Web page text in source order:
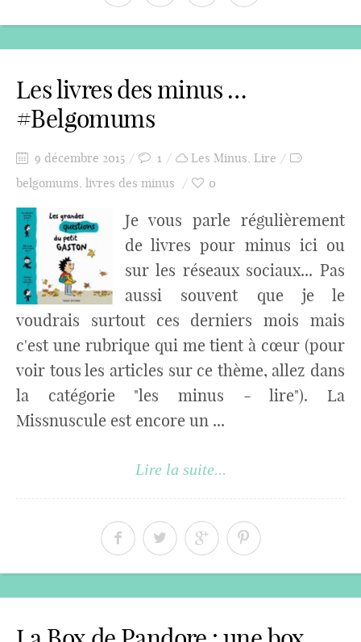
Les livres des minus …
#Belgomums
9 décembre 2015 1 Les Minus, Lire
belgomums, livres des minus 0
Je vous parle régulièrement
de livres pour minus ici ou
sur les réseaux sociaux... Pas
aussi souvent que je le
voudrais surtout ces derniers mois mais
c'est une rubrique qui me tient à cœur (pour
voir tous les articles sur ce thème, allez dans
la catégorie "les minus - lire"). La
Missnuscule est encore un ...
Lire la suite...